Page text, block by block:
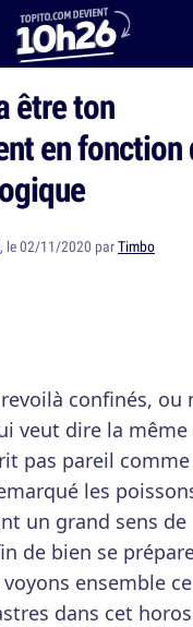
être ton
en fonction
, le 02/11/2020 parTimbo
confinés, ou
veut dire la même
pas pareil
les
un grand sens de
de bien se
ensemble
dans cet